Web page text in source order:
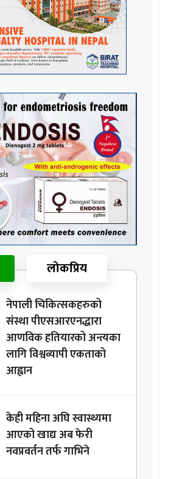
लोकप्रिय
नेपाली चिकित्सकहरुको
संस्था पीएसआरएनद्धारा
आणविक हतियारको अन्त्यका
लागि विश्वव्यापी एकताको
आह्वान
केही महिना अघि स्वास्थ्यमा
आएको खाद्य अब फेरी
नवप्रवर्तन तर्फ गाभिने